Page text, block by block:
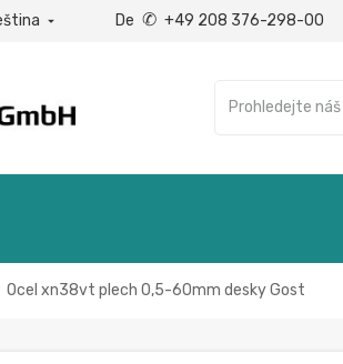
 De ✆ +49 208 376-298-00
Ocel xn38vt plech 0,5-60mm desky Gost